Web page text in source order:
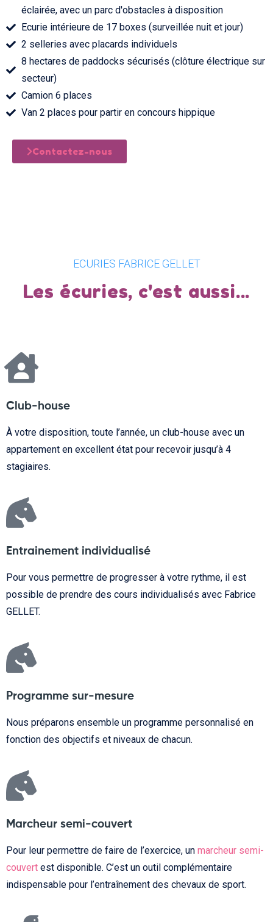
éclairée, avec un parc d'obstacles à disposition
Ecurie intérieure de 17 boxes (surveillée nuit et jour)
2 selleries avec placards individuels
8 hectares de paddocks sécurisés (clôture électrique sur
secteur)
Camion 6 places
Van 2 places pour partir en concours hippique
Contactez-nous
ECURIES FABRICE GELLET
Les écuries, c'est aussi...
Club-house
À votre disposition, toute l’année, un club-house avec un
appartement en excellent état pour recevoir jusqu’à 4
stagiaires.
Entrainement individualisé
Pour vous permettre de progresser à votre rythme, il est
possible de prendre des cours individualisés avec Fabrice
GELLET.
Programme sur-mesure
Nous préparons ensemble un programme personnalisé en
fonction des objectifs et niveaux de chacun.
Marcheur semi-couvert
Pour leur permettre de faire de l’exercice, un marcheur semi-
couvert est disponible. C’est un outil complémentaire
indispensable pour l’entraînement des chevaux de sport.